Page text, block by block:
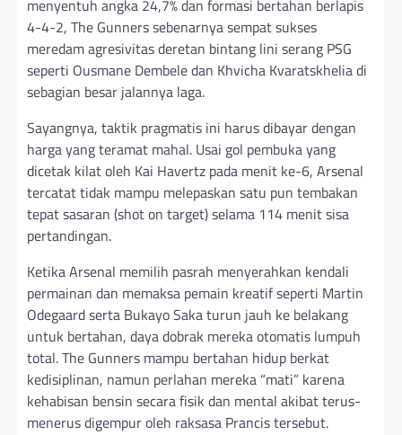
menyentuh angka 24,7% dan formasi bertahan berlapis
4-4-2, The Gunners sebenarnya sempat sukses
meredam agresivitas deretan bintang lini serang PSG
seperti Ousmane Dembele dan Khvicha Kvaratskhelia di
sebagian besar jalannya laga.
Sayangnya, taktik pragmatis ini harus dibayar dengan
harga yang teramat mahal. Usai gol pembuka yang
dicetak kilat oleh Kai Havertz pada menit ke-6, Arsenal
tercatat tidak mampu melepaskan satu pun tembakan
tepat sasaran (shot on target) selama 114 menit sisa
pertandingan.
Ketika Arsenal memilih pasrah menyerahkan kendali
permainan dan memaksa pemain kreatif seperti Martin
Odegaard serta Bukayo Saka turun jauh ke belakang
untuk bertahan, daya dobrak mereka otomatis lumpuh
total. The Gunners mampu bertahan hidup berkat
kedisiplinan, namun perlahan mereka “mati” karena
kehabisan bensin secara fisik dan mental akibat terus-
menerus digempur oleh raksasa Prancis tersebut.